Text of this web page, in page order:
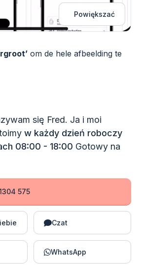
Powiększać
om de hele afbeelding te
się Fred. Ja i moi
w każdy dzień roboczy
08:00 - 18:00 Gotowy na
575
Czat
WhatsApp